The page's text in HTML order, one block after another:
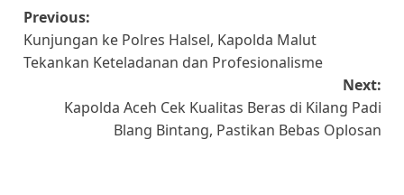
Post
navigation
Previous:
Kunjungan ke Polres Halsel, Kapolda Malut
Tekankan Keteladanan dan Profesionalisme
Next:
Kapolda Aceh Cek Kualitas Beras di Kilang Padi
Blang Bintang, Pastikan Bebas Oplosan